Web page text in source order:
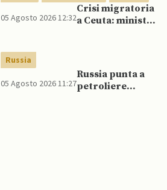
05 Agosto 2026 12:32
Crisi migratoria
a Ceuta: ministri
schierano a
sostegno della
Spagna
Russia
05 Agosto 2026 11:27
Russia punta a
petroliere